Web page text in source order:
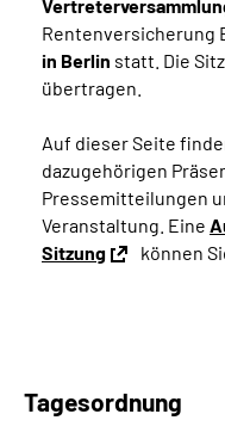
Rentenversicherung
in Berlin statt. Die
übertragen.
Auf dieser Seite
dazugehörigen
Pressemitteilungen
Veranstaltung. Eine
Sitzung
können
Tagesordnung